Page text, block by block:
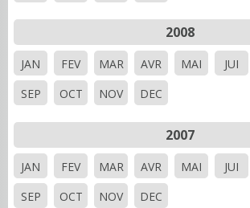
2008
JAN FEV MAR AVR MAI JUI
SEP
OCT NOV DEC
2007
JAN FEV MAR AVR MAI JUI
SEP
OCT NOV DEC